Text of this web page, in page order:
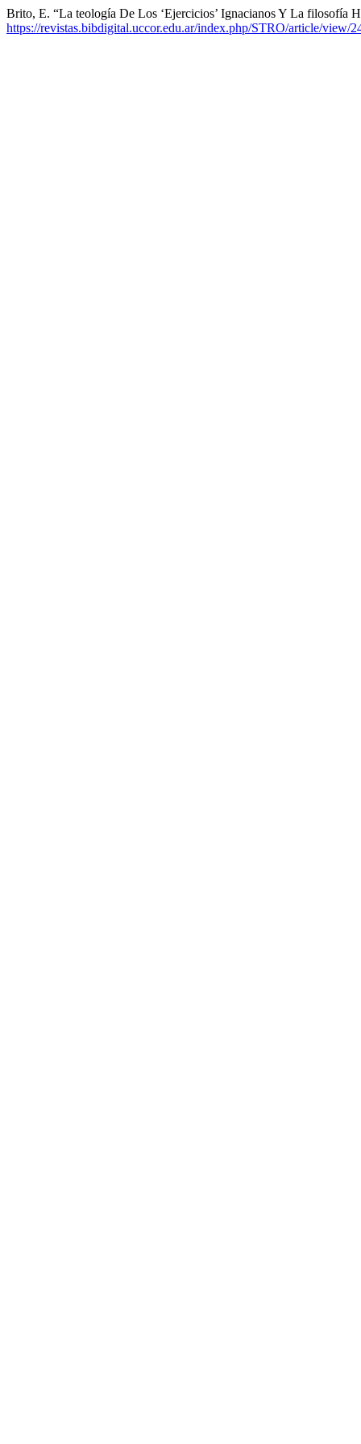
Brito, E. “La teología De Los ‘Ejercicios’ Ignacianos Y La filosofía
https://revistas.bibdigital.uccor.edu.ar/index.php/STRO/article/view/